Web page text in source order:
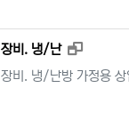
장비. 냉/난
새창으로
장비. 냉/난방 가정용